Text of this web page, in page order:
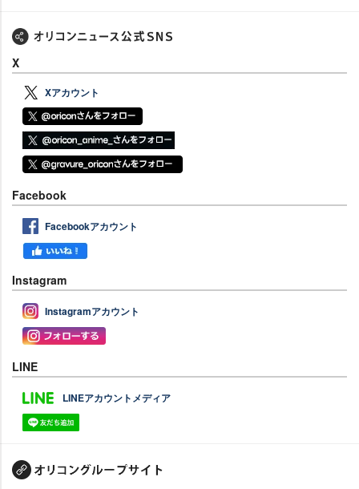
X
Xアカウント
Facebook
Facebookアカウント
Instagram
Instagramアカウント
LINE
LINEアカウントメディア